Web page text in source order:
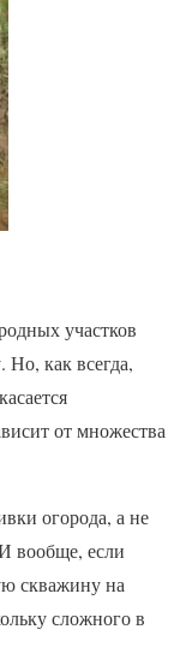
участков
как всегда,
от множества
огорода, а не
вообще, если
скважину на
сложного в